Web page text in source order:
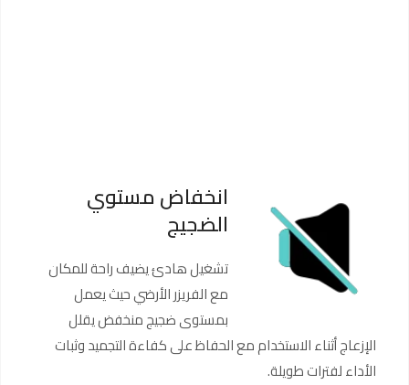
انخفاض مستوي
الضجيج
تشغيل هادئ يضيف راحة للمكان
مع الفريزر الأرضي حيث يعمل
بمستوى ضجيج منخفض يقلل
الإزعاج أثناء الاستخدام مع الحفاظ على كفاءة التجميد وثبات
الأداء لفترات طويلة.